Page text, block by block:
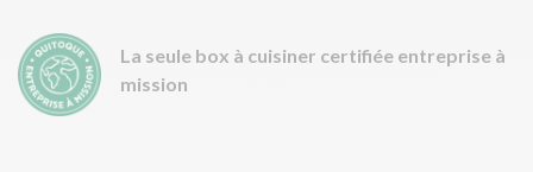
La seule box à cuisiner certifiée entreprise à
mission